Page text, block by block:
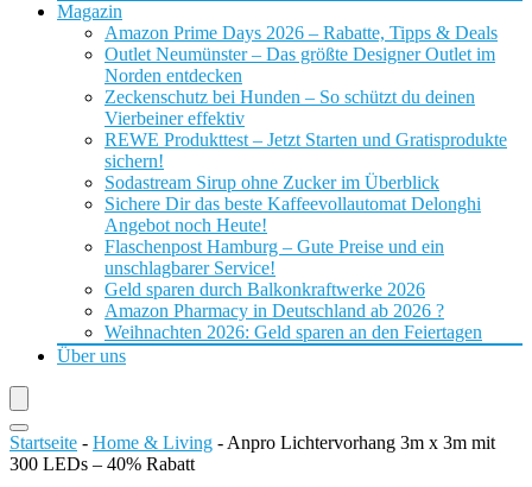
Magazin
Amazon Prime Days 2026 – Rabatte, Tipps & Deals
Outlet Neumünster – Das größte Designer Outlet im
Norden entdecken
Zeckenschutz bei Hunden – So schützt du deinen
Vierbeiner effektiv
REWE Produkttest – Jetzt Starten und Gratisprodukte
sichern!
Sodastream Sirup ohne Zucker im Überblick
Sichere Dir das beste Kaffeevollautomat Delonghi
Angebot noch Heute!
Flaschenpost Hamburg – Gute Preise und ein
unschlagbarer Service!
Geld sparen durch Balkonkraftwerke 2026
Amazon Pharmacy in Deutschland ab 2026 ?
Weihnachten 2026: Geld sparen an den Feiertagen
Über uns
Startseite - Home & Living - Anpro Lichtervorhang 3m x 3m mit
300 LEDs – 40% Rabatt